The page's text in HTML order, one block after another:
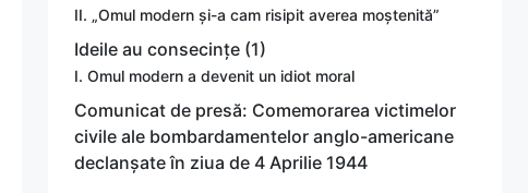
II. „Omul modern și-a cam risipit averea moștenită”
Ideile au consecințe (1)
I. Omul modern a devenit un idiot moral
Comunicat de presă: Comemorarea victimelor
civile ale bombardamentelor anglo-americane
declanșate în ziua de 4 Aprilie 1944